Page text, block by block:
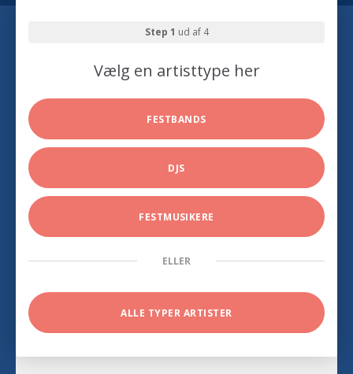
Step 1 ud af 4
Vælg en artisttype her
FESTBANDS
DJS
FESTMUSIKERE
ELLER
ALLE TYPER ARTISTER